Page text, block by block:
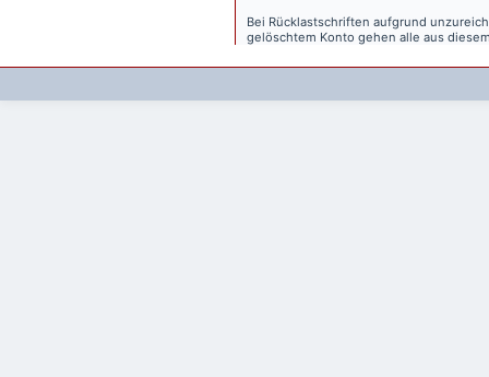
Bei Rücklastschriften aufgrund
gelöschtem Konto gehen alle aus